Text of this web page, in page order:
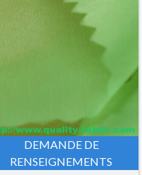
DEMANDE DE
RENSEIGNEMENTS